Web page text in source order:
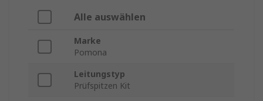
Alle auswählen
Marke
Pomona
Leitungstyp
Prüfspitzen Kit